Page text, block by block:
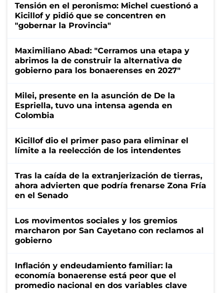
Tensión en el peronismo: Michel cuestionó a
Kicillof y pidió que se concentren en
"gobernar la Provincia"
Maximiliano Abad: "Cerramos una etapa y
abrimos la de construir la alternativa de
gobierno para los bonaerenses en 2027"
Milei, presente en la asunción de De la
Espriella, tuvo una intensa agenda en
Colombia
Kicillof dio el primer paso para eliminar el
límite a la reelección de los intendentes
Tras la caída de la extranjerización de tierras,
ahora advierten que podría frenarse Zona Fría
en el Senado
Los movimentos sociales y los gremios
marcharon por San Cayetano con reclamos al
gobierno
Inflación y endeudamiento familiar: la
economía bonaerense está peor que el
promedio nacional en dos variables clave